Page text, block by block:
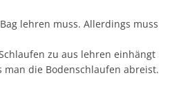
lehren muss. Allerdings muss
zu aus lehren einhängt
man die Bodenschlaufen abreist.